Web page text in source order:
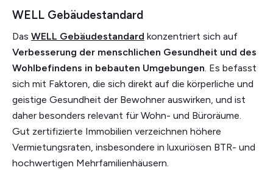
WELL Gebäudestandard
Das WELL Gebäudestandard konzentriert sich auf
Verbesserung der menschlichen Gesundheit und des
Wohlbefindens in bebauten Umgebungen. Es befasst
sich mit Faktoren, die sich direkt auf die körperliche und
geistige Gesundheit der Bewohner auswirken, und ist
daher besonders relevant für Wohn- und Büroräume.
Gut zertifizierte Immobilien verzeichnen höhere
Vermietungsraten, insbesondere in luxuriösen BTR- und
hochwertigen Mehrfamilienhäusern.